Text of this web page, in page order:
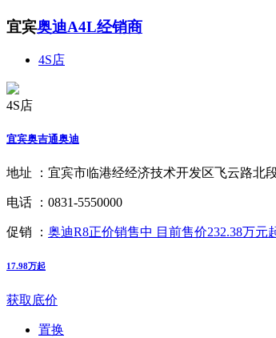
宜宾奥迪A4L经销商
4S店
4S店
宜宾奥吉通奥迪
地址 ： 宜宾市临港经经济技术开发区飞云路北
电话 ： 0831-5550000
促销 ： 奥迪R8正价销售中 目前售价232.38万元
17.98万起
获取底价
置换